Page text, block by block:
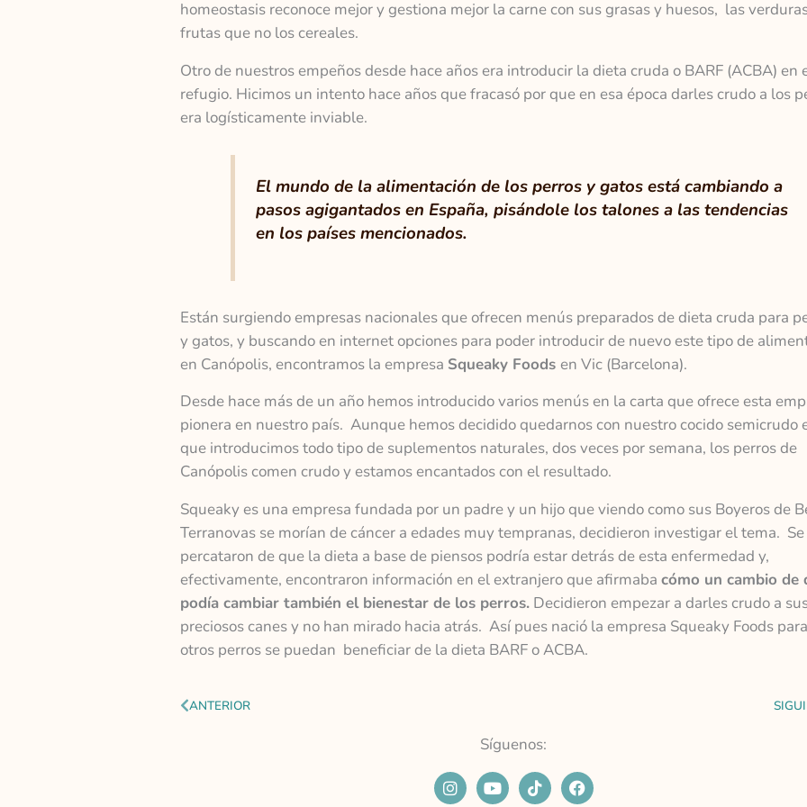
homeostasis reconoce mejor y gestiona mejor la carne con sus grasas y huesos, las
frutas que no los cereales.
Otro de nuestros empeños desde hace años era introducir la dieta cruda o BARF (ACBA) en
refugio. Hicimos un intento hace años que fracasó por que en esa época darles crudo a los
era logísticamente inviable.
El mundo de la alimentación de los perros y gatos está cambiando a
pasos agigantados en España, pisándole los talones a las tendencias
en los países mencionados.
Están surgiendo empresas nacionales que ofrecen menús preparados de dieta cruda para
y gatos, y buscando en internet opciones para poder introducir de nuevo este tipo de
en Canópolis, encontramos la empresa Squeaky Foods en Vic (Barcelona).
Desde hace más de un año hemos introducido varios menús en la carta que ofrece esta
pionera en nuestro país. Aunque hemos decidido quedarnos con nuestro cocido semicrudo
que introducimos todo tipo de suplementos naturales, dos veces por semana, los perros de
Canópolis comen crudo y estamos encantados con el resultado.
Squeaky es una empresa fundada por un padre y un hijo que viendo como sus Boyeros de
Terranovas se morían de cáncer a edades muy tempranas, decidieron investigar el tema. Se
percataron de que la dieta a base de piensos podría estar detrás de esta enfermedad y,
efectivamente, encontraron información en el extranjero que afirmaba cómo un cambio de
podía cambiar también el bienestar de los perros.Decidieron empezar a darles crudo a
preciosos canes y no han mirado hacia atrás. Así pues nació la empresa Squeaky Foods
otros perros se puedan beneficiar de la dieta BARF o ACBA.
Ant
ANTERIOR
Síguenos:
I
n
Y
o
T
i
F
a